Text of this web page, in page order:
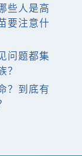
些人是高
要注意什
问题都集
？到底有